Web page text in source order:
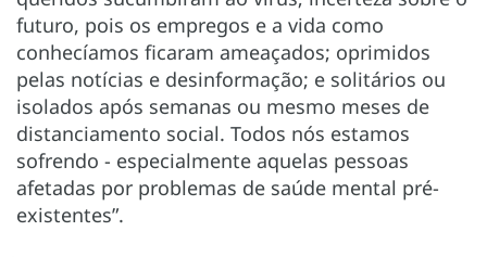
futuro, pois os empregos e a vida como
conhecíamos ficaram ameaçados; oprimidos
pelas notícias e desinformação; e solitários ou
isolados após semanas ou mesmo meses de
distanciamento social. Todos nós estamos
sofrendo - especialmente aquelas pessoas
afetadas por problemas de saúde mental pré-
existentes”.